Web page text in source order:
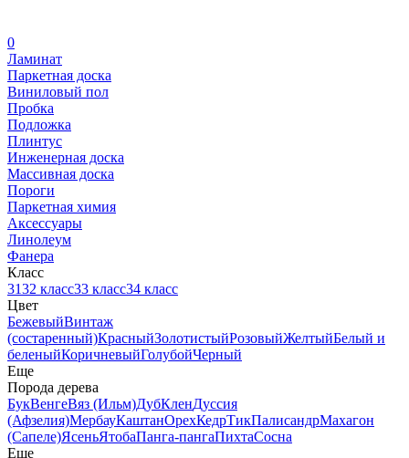
0
Ламинат
Паркетная доска
Виниловый пол
Пробка
Подложка
Плинтус
Инженерная доска
Массивная доска
Пороги
Паркетная химия
Аксессуары
Линолеум
Фанера
Класс
3132 класс33 класс34 класс
Цвет
БежевыйВинтаж
(состаренный)КрасныйЗолотистыйРозовыйЖелтыйБелый и
беленыйКоричневыйГолубойЧерный
Еще
Порода дерева
БукВенгеВяз (Ильм)ДубКленДуссия
(Афзелия)МербауКаштанОрехКедрТикПалисандрМахагон
(Сапеле)ЯсеньЯтобаПанга-пангаПихтаСосна
Еще